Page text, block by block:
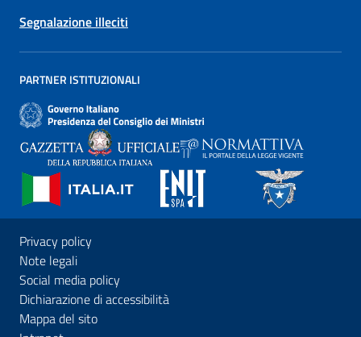
Segnalazione illeciti
PARTNER ISTITUZIONALI
Privacy policy
Note legali
Social media policy
Dichiarazione di accessibilità
Mappa del sito